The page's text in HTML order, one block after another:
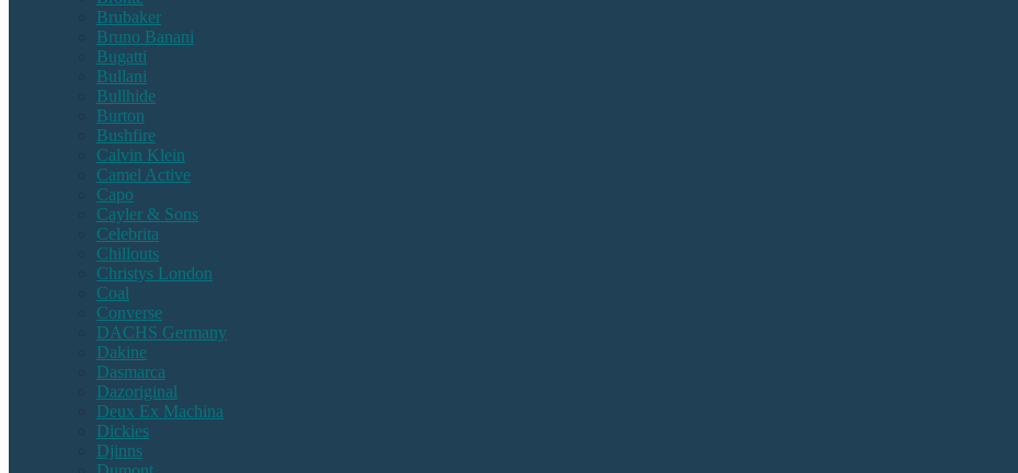
Brubaker
Bruno Banani
Bugatti
Bullani
Bullhide
Burton
Bushfire
Calvin Klein
Camel Active
Capo
Cayler & Sons
Celebrita
Chillouts
Christys London
Coal
Converse
DACHS Germany
Dakine
Dasmarca
Dazoriginal
Deux Ex Machina
Dickies
Djinns